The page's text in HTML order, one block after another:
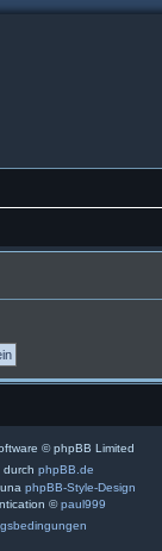
© phpBB Limited
durch phpBB.de
phpBB-Style-Design
©paul999